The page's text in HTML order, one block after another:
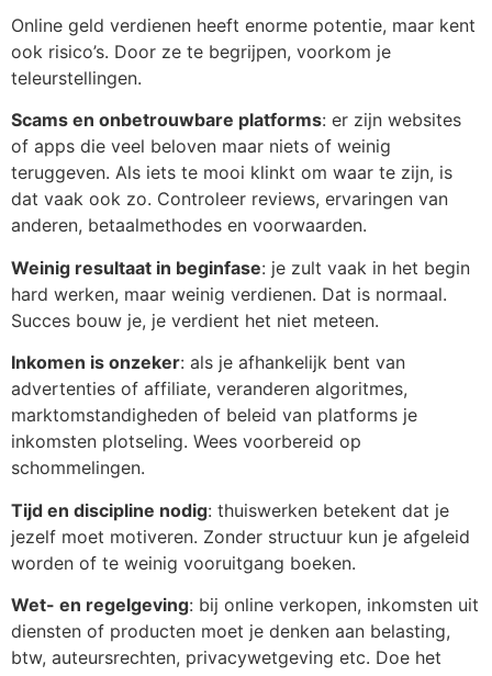
Online geld verdienen heeft enorme potentie, maar kent
ook risico’s. Door ze te begrijpen, voorkom je
teleurstellingen.
Scams en onbetrouwbare platforms: er zijn websites
of apps die veel beloven maar niets of weinig
teruggeven. Als iets te mooi klinkt om waar te zijn, is
dat vaak ook zo. Controleer reviews, ervaringen van
anderen, betaalmethodes en voorwaarden.
Weinig resultaat in beginfase: je zult vaak in het begin
hard werken, maar weinig verdienen. Dat is normaal.
Succes bouw je, je verdient het niet meteen.
Inkomen is onzeker: als je afhankelijk bent van
advertenties of affiliate, veranderen algoritmes,
marktomstandigheden of beleid van platforms je
inkomsten plotseling. Wees voorbereid op
schommelingen.
Tijd en discipline nodig: thuiswerken betekent dat je
jezelf moet motiveren. Zonder structuur kun je afgeleid
worden of te weinig vooruitgang boeken.
Wet- en regelgeving: bij online verkopen, inkomsten uit
diensten of producten moet je denken aan belasting,
btw, auteursrechten, privacywetgeving etc. Doe het